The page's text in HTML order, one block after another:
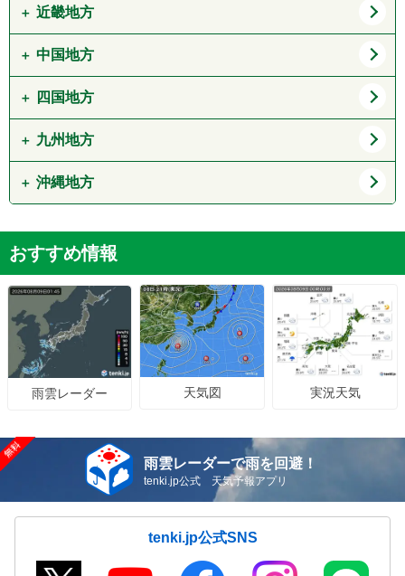
茨城県
群馬県
長野県
石川県
愛知県
静岡県
近畿地方
大阪府
京都府
奈良県
中国地方
鳥取県
岡山県
山口県
四国地方
徳島県
愛媛県
九州地方
福岡県
大分県
鹿児島県
沖縄地方
おすすめ情報
雨雲レーダー 天気図 実況天気
雨雲レーダーで雨を回避！
tenki.jp公式 天気予報アプリ
tenki.jp公式SNS